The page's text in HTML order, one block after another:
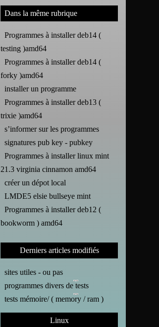
Dans la même rubrique
Programmes à installer deb14 (
testing )amd64
Programmes à installer deb14 (
forky )amd64
installer un programme
Programmes à installer deb13 (
trixie )amd64
s’informer sur les programmes
signatures pub key - pubkey
Programmes à installer linux mint
21.3 virginia cinnamon amd64
créer un dépot local
LMDE5 elsie bullseye mint
Programmes à installer deb12 (
bookworm ) amd64
Derniers articles modifiés
sites utiles - ou pas
programmes divers de tests
tests mémoire/ ( memory / ram )
Linux